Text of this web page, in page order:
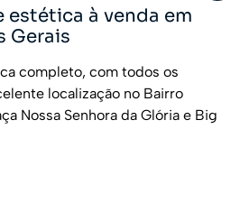
estética à venda em
Gerais
completo, com todos os
localização no Bairro
Nossa Senhora da Glória e Big